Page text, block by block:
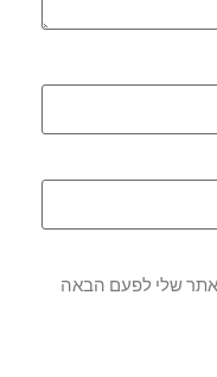
שלי לפעם הבאה